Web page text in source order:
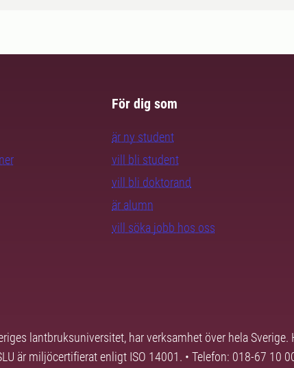
För dig som
är ny student
vill bli student
vill bli doktorand
är alumn
vill söka jobb hos oss
lantbruksuniversitet, har verksamhet över hela
är miljöcertifierat enligt ISO 14001. • Telefon: 018-67 10